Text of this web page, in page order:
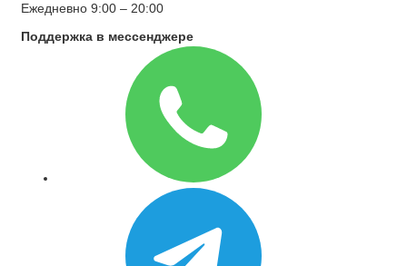
Ежедневно 9:00 – 20:00
Поддержка в мессенджере